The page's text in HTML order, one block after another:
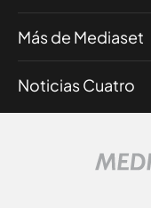
Más de Mediaset
Noticias Cuatro